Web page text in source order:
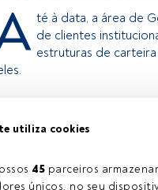
utiliza cookies
45 parceiros
únicos, no seu
té à data, a área de
de clientes
estruturas de
é um artigo exclusivo
convidamo-lo a registar-se
oferece.